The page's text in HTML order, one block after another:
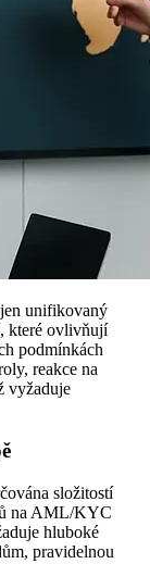
unifikovaný
které ovlivňují
podmínkách
reakce na
vyžaduje
složitostí
na AML/KYC
hluboké
pravidelnou